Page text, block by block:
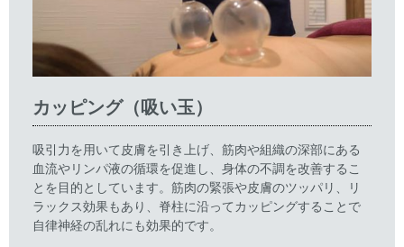
カッピング（吸い玉）
吸引力を用いて皮膚を引き上げ、筋肉や組織の深部にある
血流やリンパ液の循環を促進し、身体の不調を改善するこ
とを目的としています。筋肉の緊張や皮膚のツッパリ、リ
ラックス効果もあり、脊柱に沿ってカッピングすることで
自律神経の乱れにも効果的です。